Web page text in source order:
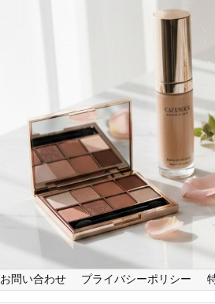
お問い合わせ プライバシーポリシー